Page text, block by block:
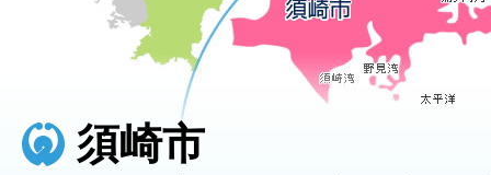
須崎市